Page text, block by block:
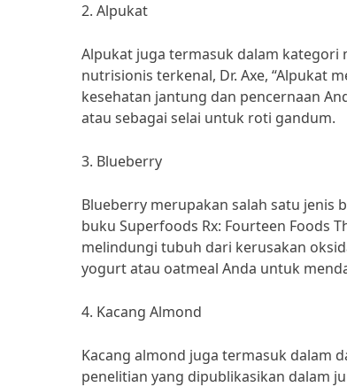
2. Alpukat
Alpukat juga termasuk dalam
nutrisionis terkenal, Dr. Axe, “Alpukat
kesehatan jantung dan pencernaan
atau sebagai selai untuk roti gandum.
3. Blueberry
Blueberry merupakan salah satu jenis
buku Superfoods Rx: Fourteen Foods
melindungi tubuh dari kerusakan
yogurt atau oatmeal Anda untuk
4. Kacang Almond
Kacang almond juga termasuk dalam
penelitian yang dipublikasikan dalam